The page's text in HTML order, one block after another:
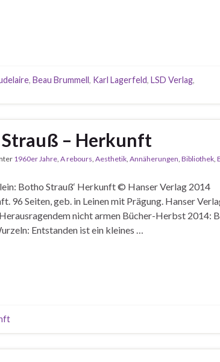
, Beau Brummell, Karl Lagerfeld, LSD Verlag,
– Herkunft
1960er Jahre, A rebours, Aesthetik, Annäherungen, Bibliothek,
Botho Strauß‘ Herkunft © Hanser Verlag 2014
96 Seiten, geb. in Leinen mit Prägung. Hanser
nicht armen Bücher-Herbst 2014:
Entstanden ist ein kleines …